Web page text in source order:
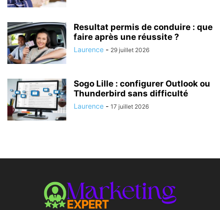
Resultat permis de conduire : que
faire après une réussite ?
Laurence - 29 juillet 2026
Sogo Lille : configurer Outlook ou
Thunderbird sans difficulté
Laurence - 17 juillet 2026